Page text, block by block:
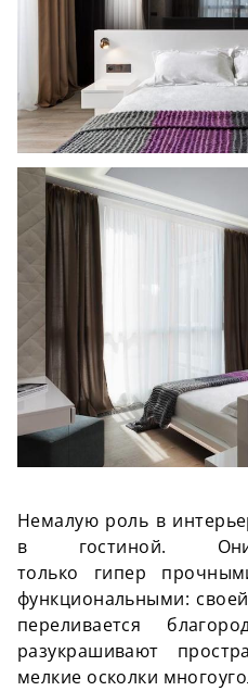
Немалую роль в
в гостиной.
только гипер
функциональными:
переливается
разукрашивают
мелкие осколки